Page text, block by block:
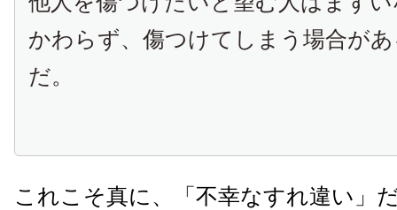
かわらず、傷つけてしまう場合が
だ。
これこそ真に、「不幸なすれ違い」